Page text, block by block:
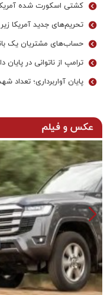
کشتی اسکورت شده
تحریم‌های جدید آمریکا
حساب‌های مشتریان یک
ترامپ از ناتوانی در
پایان آواربرداری؛
عکس و فیلم